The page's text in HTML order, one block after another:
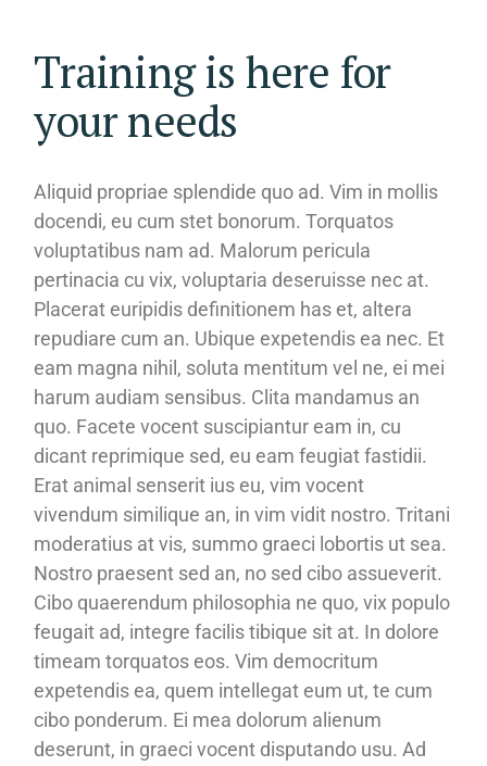
Training is here for
your needs
Aliquid propriae splendide quo ad. Vim in mollis
docendi, eu cum stet bonorum. Torquatos
voluptatibus nam ad. Malorum pericula
pertinacia cu vix, voluptaria deseruisse nec at.
Placerat euripidis definitionem has et, altera
repudiare cum an. Ubique expetendis ea nec. Et
eam magna nihil, soluta mentitum vel ne, ei mei
harum audiam sensibus. Clita mandamus an
quo. Facete vocent suscipiantur eam in, cu
dicant reprimique sed, eu eam feugiat fastidii.
Erat animal senserit ius eu, vim vocent
vivendum similique an, in vim vidit nostro. Tritani
moderatius at vis, summo graeci lobortis ut sea.
Nostro praesent sed an, no sed cibo assueverit.
Cibo quaerendum philosophia ne quo, vix populo
feugait ad, integre facilis tibique sit at. In dolore
timeam torquatos eos. Vim democritum
expetendis ea, quem intellegat eum ut, te cum
cibo ponderum. Ei mea dolorum alienum
deserunt, in graeci vocent disputando usu. Ad